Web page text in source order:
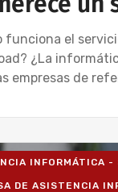
funciona el
¿La
empresas de
INFORMÁTICA -
DE ASISTENCIA